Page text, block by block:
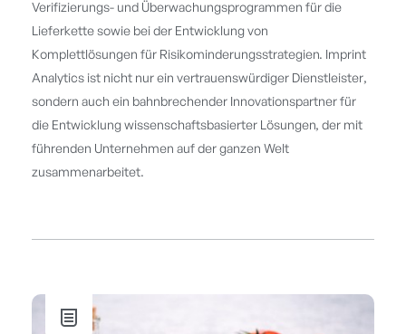
Verifizierungs- und Überwachungsprogrammen für die
Lieferkette sowie bei der Entwicklung von
Komplettlösungen für Risikominderungsstrategien. Imprint
Analytics ist nicht nur ein vertrauenswürdiger Dienstleister,
sondern auch ein bahnbrechender Innovationspartner für
die Entwicklung wissenschaftsbasierter Lösungen, der mit
führenden Unternehmen auf der ganzen Welt
zusammenarbeitet.